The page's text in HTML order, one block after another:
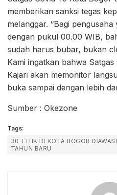
memberikan sanksi tegas
melanggar. “Bagi
dengan pukul 00.00 WIB,
sudah harus bubar, bukan
Kami ingatkan bahwa
Kajari akan memonitor
buka sampai dengan lebih
Sumber : Okezone
Tags:
30 TITIK DI KOTA BOGOR
TAHUN BARU